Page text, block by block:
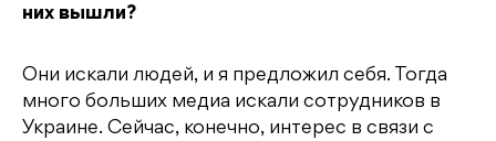
них вышли?
Они искали людей, и я предложил себя. Тогда
много больших медиа искали сотрудников в
Украине. Сейчас, конечно, интерес в связи с